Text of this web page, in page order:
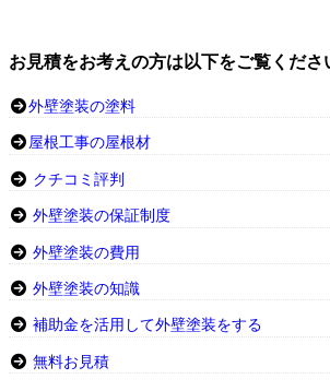
お見積をお考えの方は以下をご覧くださ
外壁塗装の塗料
屋根工事の屋根材
クチコミ評判
外壁塗装の保証制度
外壁塗装の費用
外壁塗装の知識
補助金を活用して外壁塗装をする
無料お見積